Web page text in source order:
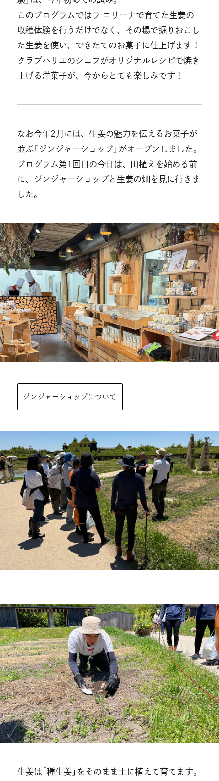
このプログラムではラ コリーナで育てた生姜の
収穫体験を行うだけでなく、その場で掘りおこし
た生姜を使い、できたてのお菓子に仕上げます！
クラブハリエのシェフがオリジナルレシピで焼き
上げる洋菓子が、今からとても楽しみです！
なお今年2月には、生姜の魅力を伝えるお菓子が
並ぶ「ジンジャーショップ」がオープンしました。
プログラム第1回目の今日は、田植えを始める前
に、ジンジャーショップと生姜の畑を見に行きま
した。
ジンジャーショップについて
生姜は「種生姜」をそのまま土に植えて育てます。